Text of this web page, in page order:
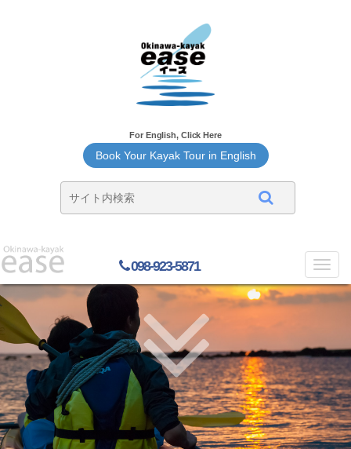
For English, Click Here
Book Your Kayak Tour in English
098-923-5871